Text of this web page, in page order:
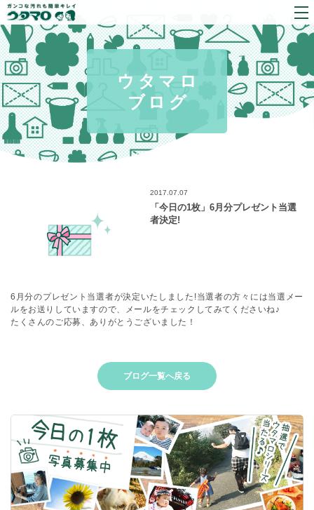
ウタマロ
ブログ
2017.07.07
「今日の1枚」6月分プレゼント当選
者決定!
6月分のプレゼント当選者が決定いたしました!当選者の方々には当選メー
ルをお送りしていますので、メールをチェックしてみてくださいね♪
たくさんのご応募、ありがとうございました！
ブログ一覧へ戻る